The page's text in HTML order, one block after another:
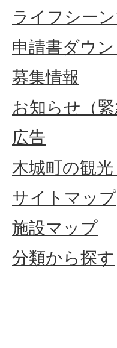
ライフシー
申請書ダウ
募集情報
お知らせ（緊
広告
木城町の観
サイトマップ
施設マップ
分類から探す